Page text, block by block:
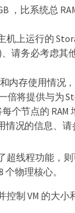
，比系统总
上运行的
请务必考虑其
和内存使用情况
倍将提供与为
个节点的
情况的信息、
超线程功能，
物理核心。
制 VM 的大小